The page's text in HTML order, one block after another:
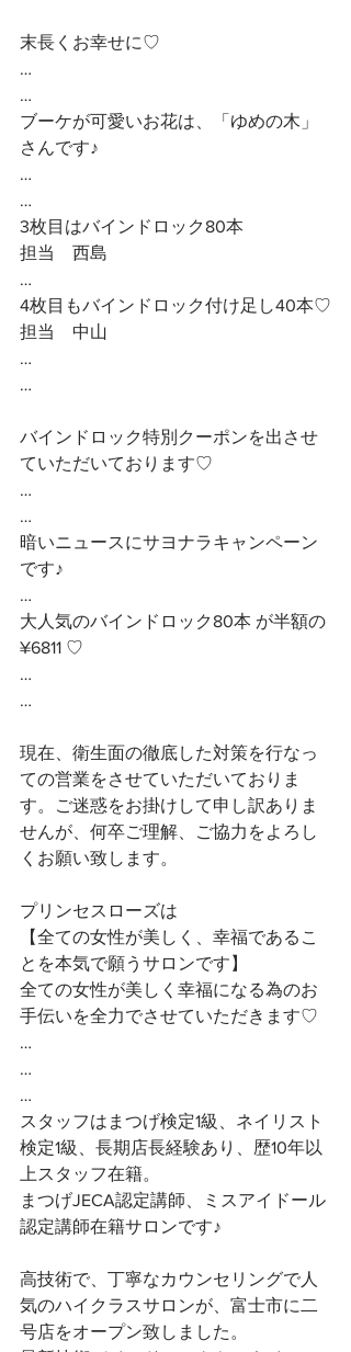
末長くお幸せに♡
…
…
ブーケが可愛いお花は、「ゆめの木」
さんです♪
…
…
3枚目はバインドロック80本
担当　西島
…
4枚目もバインドロック付け足し40本♡
担当　中山
…
…
バインドロック特別クーポンを出させ
ていただいております♡
…
…
暗いニュースにサヨナラキャンペーン
です♪
…
大人気のバインドロック80本 が半額の
¥6811 ♡
…
…
現在、衛生面の徹底した対策を行なっ
ての営業をさせていただいておりま
す。ご迷惑をお掛けして申し訳ありま
せんが、何卒ご理解、ご協力をよろし
くお願い致します。
プリンセスローズは
【全ての女性が美しく、幸福であるこ
とを本気で願うサロンです】
全ての女性が美しく幸福になる為のお
手伝いを全力でさせていただきます♡
…
…
…
スタッフはまつげ検定1級、ネイリスト
検定1級、長期店長経験あり、歴10年以
上スタッフ在籍。
まつげJECA認定講師、ミスアイドール
認定講師在籍サロンです♪
高技術で、丁寧なカウンセリングで人
気のハイクラスサロンが、富士市に二
号店をオープン致しました。